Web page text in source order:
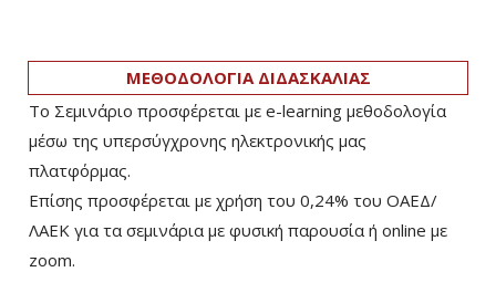
ΜΕΘΟΔΟΛΟΓΙΑ ΔΙΔΑΣΚΑΛΙΑΣ
Το Σεμινάριο προσφέρεται με e-learning μεθοδολογία
μέσω της υπερσύγχρονης ηλεκτρονικής μας
πλατφόρμας.
Επίσης προσφέρεται με χρήση του 0,24% του ΟΑΕΔ/
ΛΑΕΚ για τα σεμινάρια με φυσική παρουσία ή online με
zoom.